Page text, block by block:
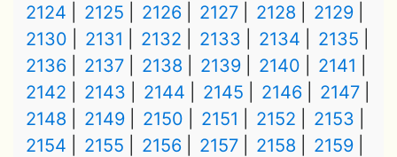
2124 2125 2126 2127 2128
2129
2130
2131 2132 2133 2134
2135
2136
2137 2138 2139 2140
2141
2142
2143 2144 2145 2146
2147
2148
2149 2150 2151 2152
2153
2154
2155 2156 2157 2158
2159